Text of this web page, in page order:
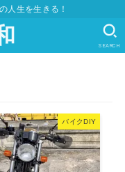
人生を生きる！
SEARCH
バイクDIY